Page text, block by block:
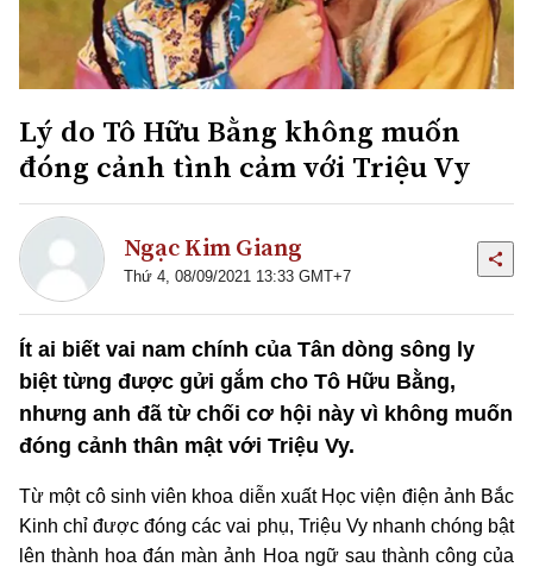
Lý do Tô Hữu Bằng không muốn
đóng cảnh tình cảm với Triệu Vy
Ngạc Kim Giang
Thứ 4, 08/09/2021 13:33 GMT+7
Ít ai biết vai nam chính của Tân dòng sông ly
biệt từng được gửi gắm cho Tô Hữu Bằng,
nhưng anh đã từ chối cơ hội này vì không muốn
đóng cảnh thân mật với Triệu Vy.
Từ một cô sinh viên khoa diễn xuất Học viện điện ảnh Bắc
Kinh chỉ được đóng các vai phụ, Triệu Vy nhanh chóng bật
lên thành hoa đán màn ảnh Hoa ngữ sau thành công của